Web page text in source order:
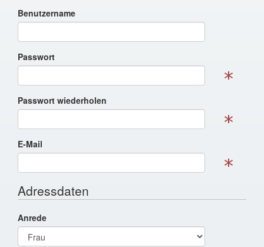
Benutzername
Passwort
Passwort wiederholen
E-Mail
Adressdaten
Anrede